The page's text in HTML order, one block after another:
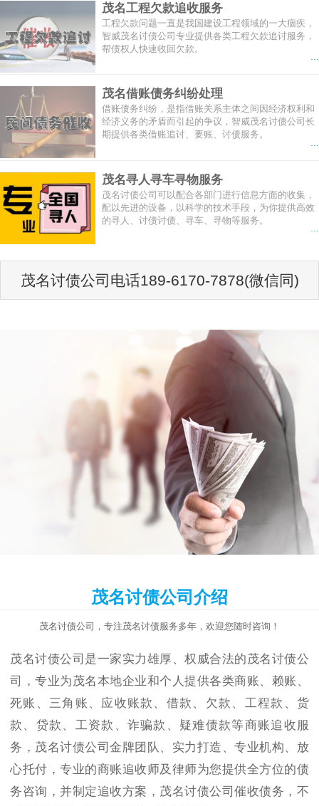
茂名工程欠款追收服务
工程欠款问题一直是我国建设工程领域的一大痼疾，
智威茂名讨债公司专业提供各类工程欠款追讨服务，
帮债权人快速收回欠款。
茂名借账债务纠纷处理
借账债务纠纷，是指借账关系主体之间因经济权利和
经济义务的矛盾而引起的争议，智威茂名讨债公司长
期提供各类借账追讨、要账、讨债服务。
茂名寻人寻车寻物服务
茂名讨债公司可以配合各部门进行信息方面的收集，
配以先进的设备，以科学的技术手段，为你提供高效
的寻人、讨债讨债、寻车、寻物等服务。
茂名讨债公司电话189-6170-7878(微信同)
茂名讨债公司介绍
茂名讨债公司，专注茂名讨债服务多年，欢迎您随时咨询！
茂名讨债公司是一家实力雄厚、权威合法的茂名讨债公
司，专业为茂名本地企业和个人提供各类商账、赖账、
死账、三角账、应收账款、借款、欠款、工程款、货
款、贷款、工资款、诈骗款、疑难债款等商账追收服
务，茂名讨债公司金牌团队、实力打造、专业机构、放
心托付，专业的商账追收师及律师为您提供全方位的债
务咨询，并制定追收方案，茂名讨债公司催收债务，不